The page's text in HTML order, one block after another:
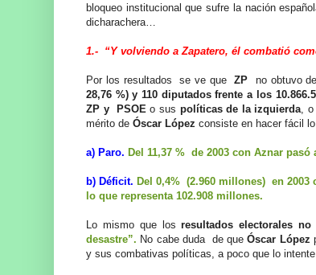
bloqueo institucional que sufre la nación
dicharachera…
1.- “Y volviendo a Zapatero, él combatió
Por los resultados se ve que ZP no obtuvo
28,76 %) y 110 diputados frente a los
ZP y PSOE o sus políticas de la izquierda ,
mérito de Óscar López consiste en hacer fácil
a) Paro. Del 11,37 % de 2003 con Aznar
b) Déficit. Del 0,4% (2.960 millones) en 2003
lo que representa 102.908 millones.
Lo mismo que losresultados electorales no
desastre”. No cabe duda de queÓscar López
y sus combativas políticas, a poco que lo intente.